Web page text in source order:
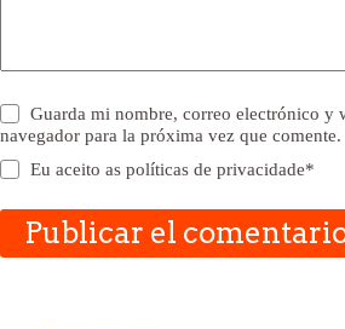
Guarda mi nombre, correo electrónico y
navegador para la próxima vez que comente.
Eu aceito aspolíticas de privacidade*
Publicar el